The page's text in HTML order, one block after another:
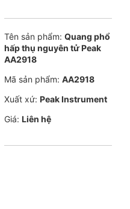
Tên sản phẩm: Quang phổ
hấp thụ nguyên tử Peak
AA2918
Mã sản phẩm: AA2918
Xuất xứ: Peak Instrument
Giá: Liên hệ